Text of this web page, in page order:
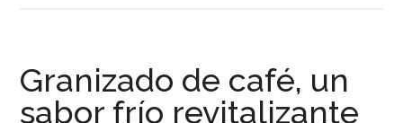
Granizado de café, un
sabor frío revitalizante